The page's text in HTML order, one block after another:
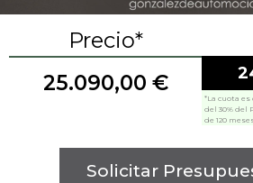
Precio*
25.090,00 €
*La cuota
del 30% del
de 120
Solicitar